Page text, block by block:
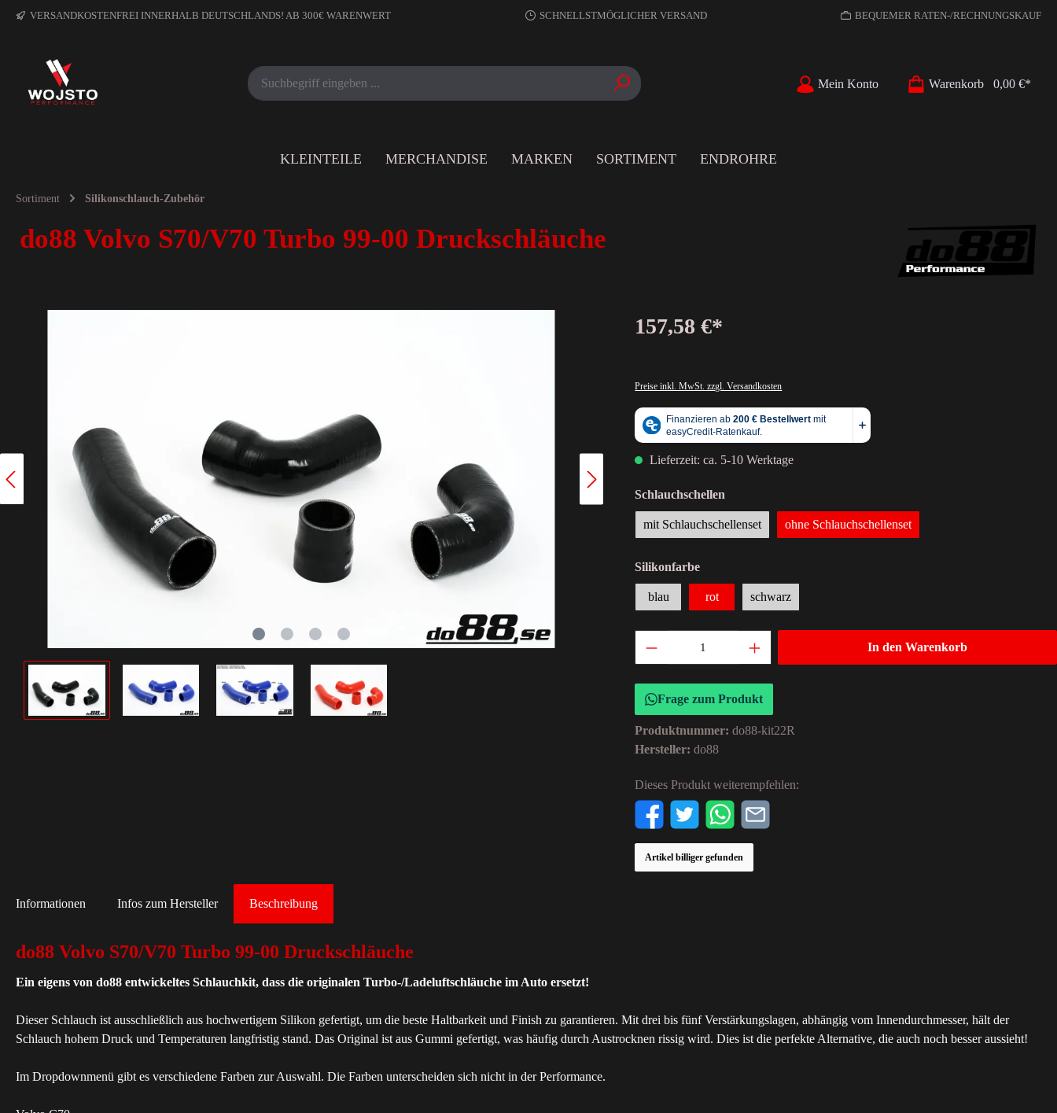
VERSANDKOSTENFREI INNERHALB DEUTSCHLANDS! AB 300€ WARENWERT SCHNELLSTMÖGLICHER VERSAND BEQUEMER RATEN-/RECHNUNGSKAUF
Mein Konto Warenkorb 0,00 €*
KLEINTEILE MERCHANDISE MARKEN SORTIMENT ENDROHRE
Sortiment Silikonschlauch-Zubehör
do88 Volvo S70/V70 Turbo 99-00 Druckschläuche
157,58 €*
Preise inkl. MwSt. zzgl. Versandkosten
Lieferzeit: ca. 5-10 Werktage
Schlauchschellen
mit Schlauchschellenset ohne Schlauchschellenset
Silikonfarbe
blau rot schwarz
In den Warenkorb
Frage zum Produkt
Produktnummer:do88-kit22R
Hersteller:do88
Dieses Produkt weiterempfehlen:
Artikel billiger gefunden
Beschreibung
Informationen Infos zum Hersteller
do88 Volvo S70/V70 Turbo 99-00 Druckschläuche
Ein eigens von do88 entwickeltes Schlauchkit, dass die originalen Turbo-/Ladeluftschläuche im Auto ersetzt!
Dieser Schlauch ist ausschließlich aus hochwertigem Silikon gefertigt, um die beste Haltbarkeit und Finish zu garantieren. Mit drei bis fünf Verstärkungslagen, abhängig vom Innendurchmesser, hält der
Schlauch hohem Druck und Temperaturen langfristig stand. Das Original ist aus Gummi gefertigt, was häufig durch Austrocknen rissig wird. Dies ist die perfekte Alternative, die auch noch besser aussieht!
Im Dropdownmenü gibt es verschiedene Farben zur Auswahl. Die Farben unterscheiden sich nicht in der Performance.